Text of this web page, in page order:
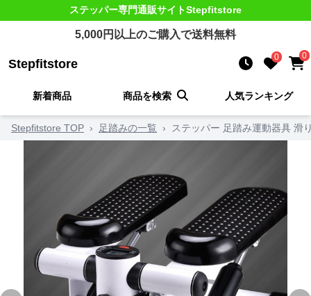
ステッパー専門通販サイトStepfitstore
5,000円以上のご購入で送料無料
Stepfitstore 0 0
新着商品 商品を検索 人気ランキング
Stepfitstore TOP › 足踏みの一覧 › ステッパー 足踏み運動器具 滑